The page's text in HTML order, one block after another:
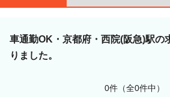
講師・インストラクター 営業・
雇用形態
車通勤OK・京都府・西院(阪急)駅の
りました。
0件（全0件中）